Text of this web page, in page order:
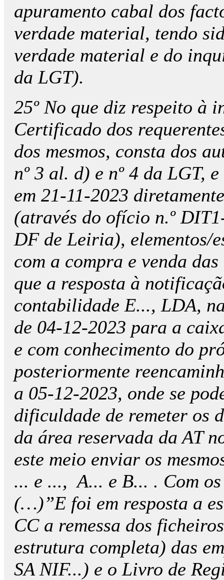
apuramento cabal dos
verdade material, tendo
verdade material e do
da LGT).
25º No que diz respeito à
Certificado dos
dos mesmos, consta dos
nº 3 al. d) e nº 4 da LGT,
em 21-11-2023
(através do ofício n.º
DF de Leiria), elementos/
com a compra e venda
que a resposta à
contabilidade E..., LDA,
de 04-12-2023 para a
e com conhecimento do
posteriormente
a 05-12-2023, onde se
dificuldade de remeter os
da área reservada da AT
este meio enviar os
... e ..., A... e B... . Com
(…)”E foi em resposta a
CC a remessa dos
estrutura completa) das
SA NIF...) e o Livro de